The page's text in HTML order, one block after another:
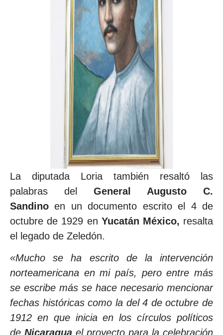
La diputada Loria también resaltó las
palabras del General Augusto C.
Sandino en un documento escrito el 4 de
octubre de 1929 en Yucatán México, resalta
el legado de Zeledón.
«Mucho se ha escrito de la intervención
norteamericana en mi país, pero entre más
se escribe más se hace necesario mencionar
fechas históricas como la del 4 de octubre de
1912 en que inicia en los círculos políticos
de Nicaragua el proyecto para la celebración